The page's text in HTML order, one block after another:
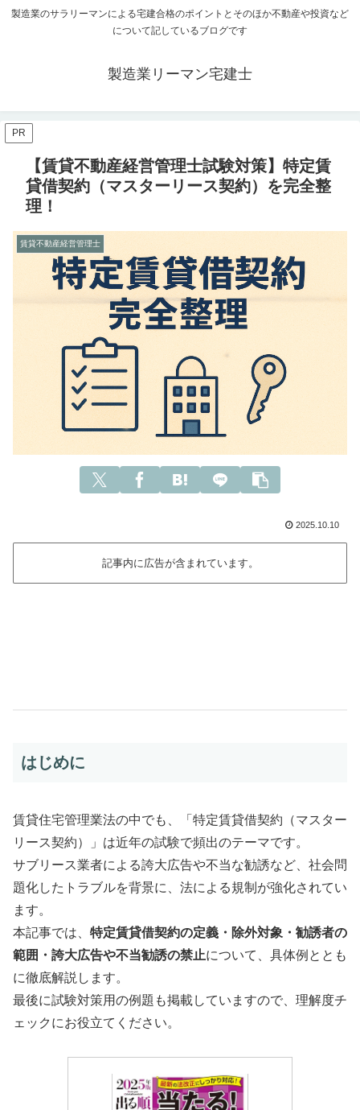
製造業のサラリーマンによる宅建合格のポイントとそのほか不動産や投資など
について記しているブログです
製造業リーマン宅建士
PR
【賃貸不動産経営管理士試験対策】特定賃
貸借契約（マスターリース契約）を完全整
理！
賃貸不動産経営管理士
2025.10.10
記事内に広告が含まれています。
はじめに
賃貸住宅管理業法の中でも、「特定賃貸借契約（マスター
リース契約）」は近年の試験で頻出のテーマです。
サブリース業者による誇大広告や不当な勧誘など、社会問
題化したトラブルを背景に、法による規制が強化されてい
ます。
本記事では、 特定賃貸借契約の定義・除外対象・勧誘者の
範囲・誇大広告や不当勧誘の禁止について、具体例ととも
に徹底解説します。
最後に試験対策用の例題も掲載していますので、理解度チ
ェックにお役立てください。